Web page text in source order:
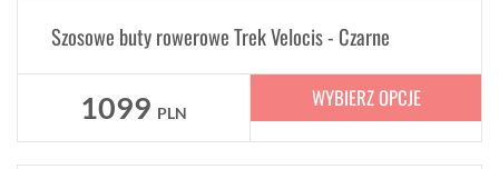
Szosowe buty rowerowe Trek Velocis - Czarne
1099 PLN
WYBIERZ OPCJE